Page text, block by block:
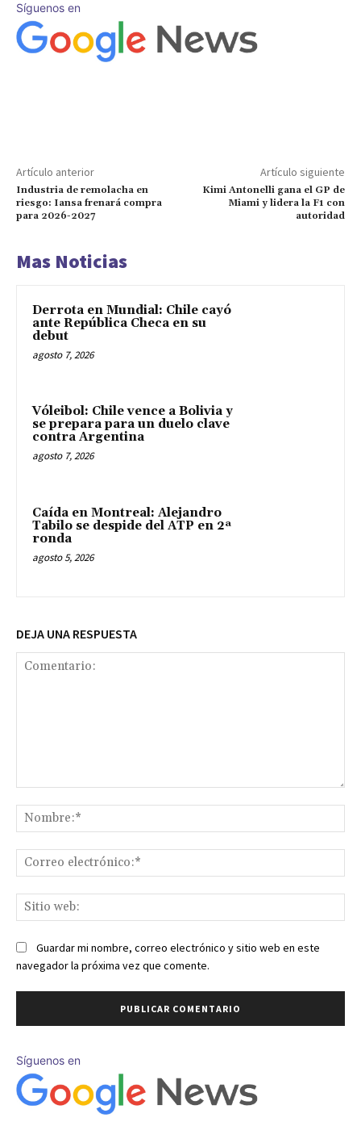
Síguenos en
Artículo anterior
Industria de remolacha en
riesgo: Iansa frenará compra
para 2026-2027
Artículo siguiente
Kimi Antonelli gana el GP de
Miami y lidera la F1 con
autoridad
Mas Noticias
Derrota en Mundial: Chile cayó
ante República Checa en su
debut
agosto 7, 2026
Vóleibol: Chile vence a Bolivia y
se prepara para un duelo clave
contra Argentina
agosto 7, 2026
Caída en Montreal: Alejandro
Tabilo se despide del ATP en 2ª
ronda
agosto 5, 2026
DEJA UNA RESPUESTA
Guardar mi nombre, correo electrónico y sitio web en este
navegador la próxima vez que comente.
Síguenos en